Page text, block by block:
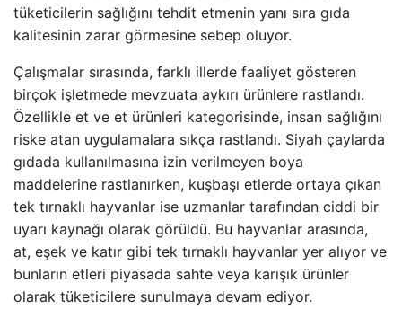
tüketicilerin sağlığını tehdit etmenin yanı sıra gıda
kalitesinin zarar görmesine sebep oluyor.
Çalışmalar sırasında, farklı illerde faaliyet gösteren
birçok işletmede mevzuata aykırı ürünlere rastlandı.
Özellikle et ve et ürünleri kategorisinde, insan sağlığını
riske atan uygulamalara sıkça rastlandı. Siyah çaylarda
gıdada kullanılmasına izin verilmeyen boya
maddelerine rastlanırken, kuşbaşı etlerde ortaya çıkan
tek tırnaklı hayvanlar ise uzmanlar tarafından ciddi bir
uyarı kaynağı olarak görüldü. Bu hayvanlar arasında,
at, eşek ve katır gibi tek tırnaklı hayvanlar yer alıyor ve
bunların etleri piyasada sahte veya karışık ürünler
olarak tüketicilere sunulmaya devam ediyor.